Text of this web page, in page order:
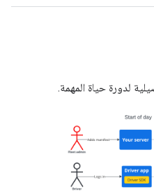
لدورة حياة المهمة.